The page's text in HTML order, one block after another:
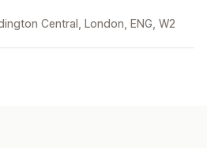
Central, London, ENG, W2